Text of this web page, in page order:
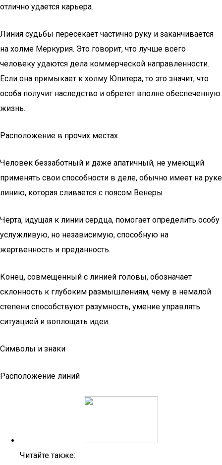
отлично удается карьера.
Линия судьбы пересекает частично руку и заканчивается
на холме Меркурия. Это говорит, что лучше всего
человеку удаются дела коммерческой направленности.
Если она примыкает к холму Юпитера, то это значит, что
особа получит наследство и обретет вполне обеспеченную
жизнь.
Расположение в прочих местах
Человек беззаботный и даже апатичный, не умеющий
применять свои способности в деле, обычно имеет на руке
линию, которая сливается с поясом Венеры.
Черта, идущая к линии сердца, помогает определить особу
услужливую, но независимую, способную на
жертвенность и преданность.
Конец, совмещенный с линией головы, обозначает
склонность к глубоким размышлениям, чему в немалой
степени способствуют разумность, умение управлять
ситуацией и воплощать идеи.
Символы и знаки
Расположение линий
Читайте также: